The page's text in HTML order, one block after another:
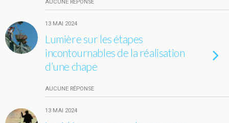
AUCUNE RÉPONSE
13 MAI 2024
Lumière sur les étapes
incontournables de la réalisation
d’une chape
AUCUNE RÉPONSE
13 MAI 2024